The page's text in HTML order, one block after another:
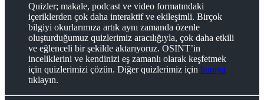
Quizler; makale, podcast ve video formatındaki
içeriklerden çok daha interaktif ve ekileşimli. Birçok
bilgiyi okurlarımıza artık aynı zamanda özenle
oluşturduğumuz quizlerimiz aracılığıyla, çok daha etkili
ve eğlenceli bir şekilde aktarıyoruz. OSINT’in
inceliklerini ve kendinizi eş zamanlı olarak keşfetmek
için quizlerimizi çözün. Diğer quizlerimiz için buraya
tıklayın.